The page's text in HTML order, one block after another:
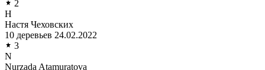
2
Н
Настя Чеховских
10 деревьев 24.02.2022
3
N
Nurzada Atamuratova